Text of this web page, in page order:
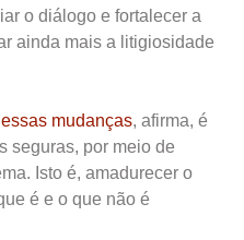
o diálogo e fortalecer a
ainda mais a litigiosidade
mudanças, afirma, é
seguras, por meio de
Isto é, amadurecer o
é e o que não é